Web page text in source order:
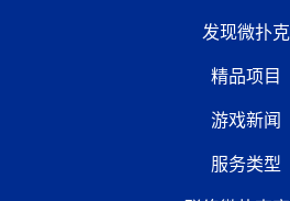
发现微扑克
精品项目
游戏新闻
服务类型